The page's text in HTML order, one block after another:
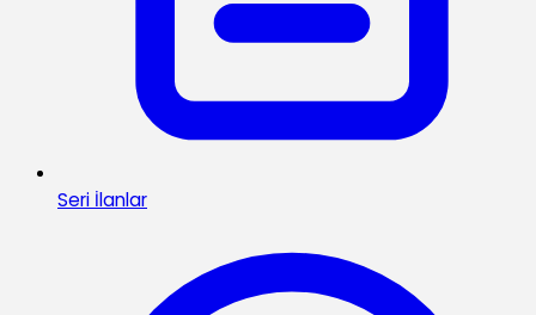
Seri İlanlar